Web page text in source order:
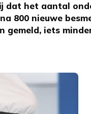
dat het aantal
800 nieuwe
gemeld, iets